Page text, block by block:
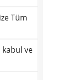
Tüm
kabul ve